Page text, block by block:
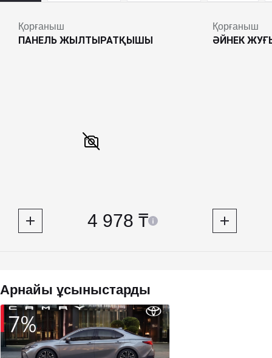
Қорғаныш
ПАНЕЛЬ ЖЫЛТЫРАТҚЫШЫ
4 978 ₸
Қорғаныш
ӘЙНЕК
Арнайы ұсыныстарды